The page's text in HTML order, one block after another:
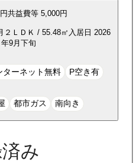
円共益費等 5,000円
２ＬＤＫ / 55.48㎡ 入居日 2026
年9月下旬
ターネット無料 P空き有
都市ガス 南向き
み